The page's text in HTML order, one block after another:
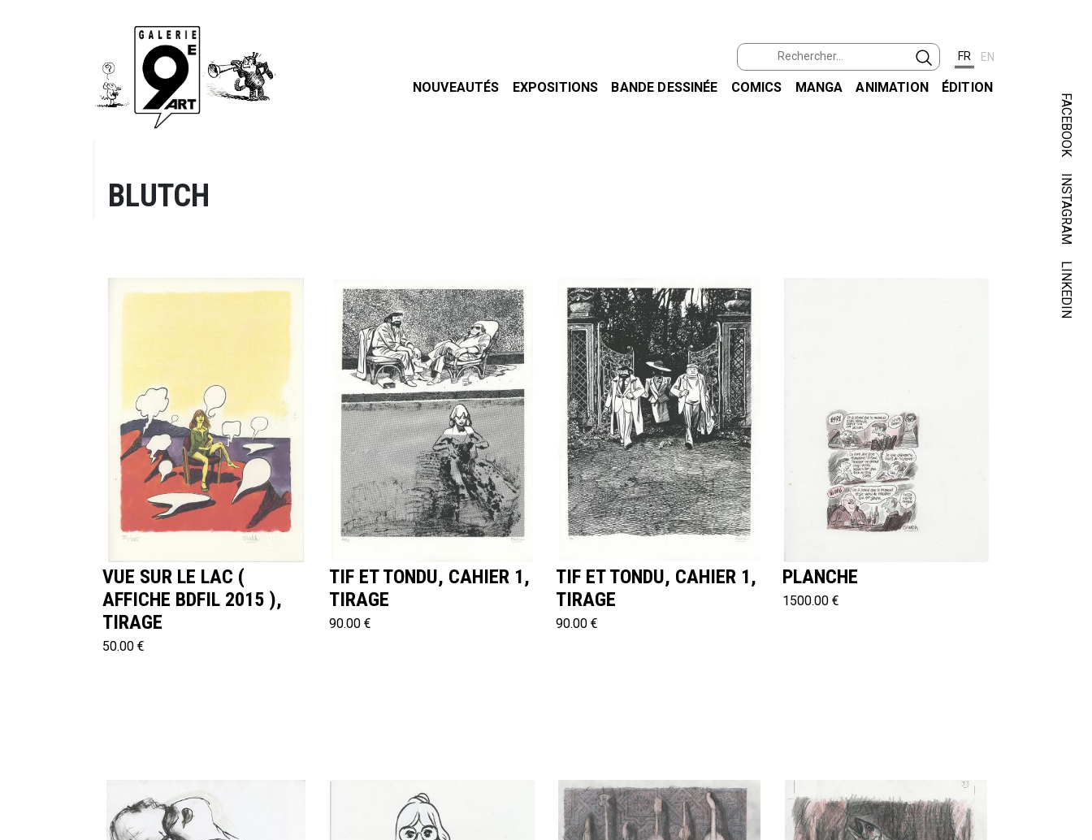
FR EN
NOUVEAUTÉS EXPOSITIONS BANDE DESSINÉE COMICS MANGA ANIMATION ÉDITION
FACEBOOK
INSTAGRAM
LINKEDIN
BLUTCH
VUE SUR LE LAC (
AFFICHE BDFIL 2015 ),
TIRAGE
50.00 €
TIF ET TONDU, CAHIER 1,
TIRAGE
90.00 €
TIF ET TONDU, CAHIER 1,
TIRAGE
90.00 €
PLANCHE
1500.00 €